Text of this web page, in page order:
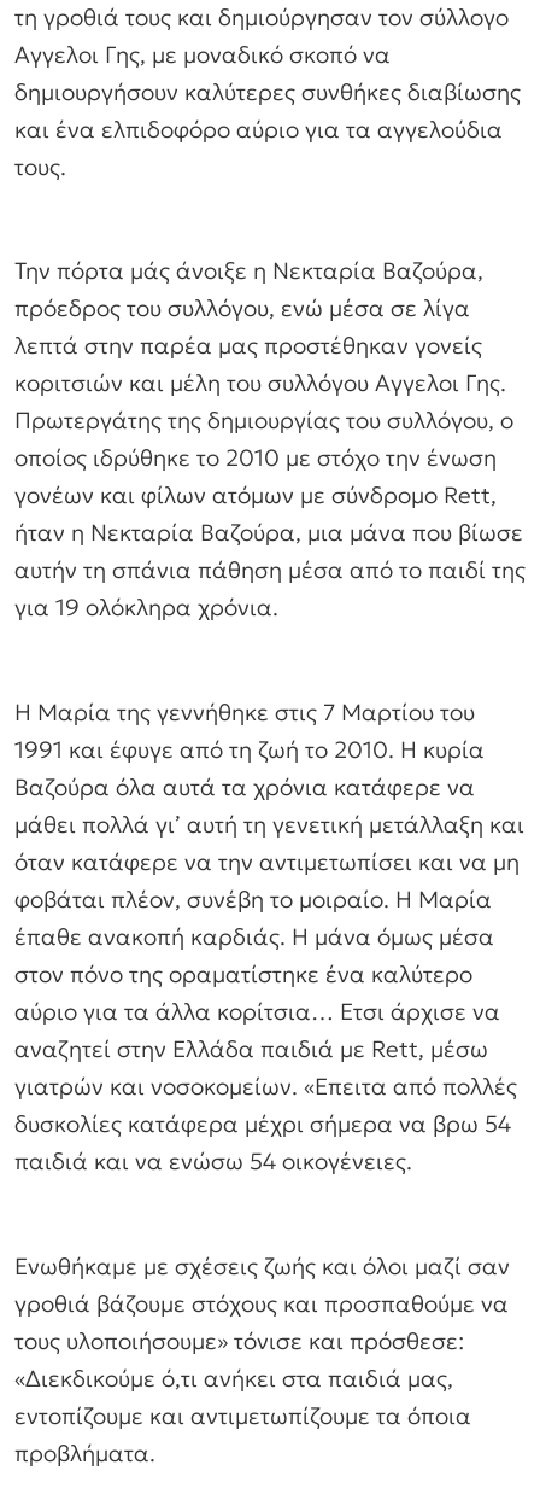
τη γροθιά τους και δημιούργησαν τον σύλλογο
Αγγελοι Γης, με μοναδικό σκοπό να
δημιουργήσουν καλύτερες συνθήκες διαβίωσης
και ένα ελπιδοφόρο αύριο για τα αγγελούδια
τους.
Την πόρτα μάς άνοιξε η Νεκταρία Βαζούρα,
πρόεδρος του συλλόγου, ενώ μέσα σε λίγα
λεπτά στην παρέα μας προστέθηκαν γονείς
κοριτσιών και μέλη του συλλόγου Αγγελοι Γης.
Πρωτεργάτης της δημιουργίας του συλλόγου, ο
οποίος ιδρύθηκε το 2010 με στόχο την ένωση
γονέων και φίλων ατόμων με σύνδρομο Rett,
ήταν η Νεκταρία Βαζούρα, μια μάνα που βίωσε
αυτήν τη σπάνια πάθηση μέσα από το παιδί της
για 19 ολόκληρα χρόνια.
Η Μαρία της γεννήθηκε στις 7 Μαρτίου του
1991 και έφυγε από τη ζωή το 2010. Η κυρία
Βαζούρα όλα αυτά τα χρόνια κατάφερε να
μάθει πολλά γι’ αυτή τη γενετική μετάλλαξη και
όταν κατάφερε να την αντιμετωπίσει και να μη
φοβάται πλέον, συνέβη το μοιραίο. Η Μαρία
έπαθε ανακοπή καρδιάς. Η μάνα όμως μέσα
στον πόνο της οραματίστηκε ένα καλύτερο
αύριο για τα άλλα κορίτσια… Ετσι άρχισε να
αναζητεί στην Ελλάδα παιδιά με Rett, μέσω
γιατρών και νοσοκομείων. «Επειτα από πολλές
δυσκολίες κατάφερα μέχρι σήμερα να βρω 54
παιδιά και να ενώσω 54 οικογένειες.
Ενωθήκαμε με σχέσεις ζωής και όλοι μαζί σαν
γροθιά βάζουμε στόχους και προσπαθούμε να
τους υλοποιήσουμε» τόνισε και πρόσθεσε:
«Διεκδικούμε ό,τι ανήκει στα παιδιά μας,
εντοπίζουμε και αντιμετωπίζουμε τα όποια
προβλήματα.